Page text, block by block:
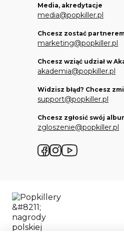
Media, akredytacje
media@popkiller.pl
Chcesz zostać
marketing@popkiller.pl
Chcesz wziąć udział w
akademia@popkiller.pl
Widzisz błąd? Chcesz
support@popkiller.pl
Chcesz zgłosić swój
zgloszenie@popkiller.pl